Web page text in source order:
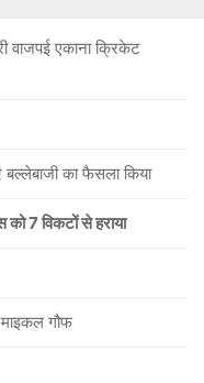
वाजपई एकाना क्रिकेट
का फैसला किया
7 विकटों से हराया
गौफ